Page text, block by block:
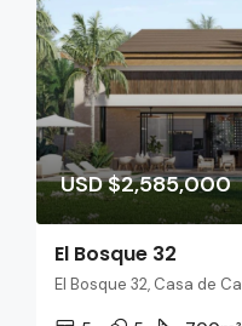
USD $2,585,000
El Bosque 32